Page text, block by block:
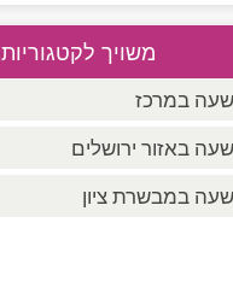
משויך לקטגוריות
במרכז
באזור ירושלים
במבשרת ציון